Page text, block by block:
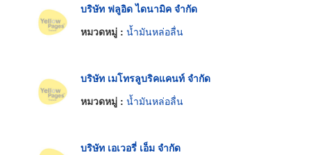
บริษัท ฟลูอิด ไดนามิค จำกัด
หมวดหมู่ : น้ำมันหล่อลื่น
บริษัท เมโทรลูบริคแคนท์ จำกัด
หมวดหมู่ : น้ำมันหล่อลื่น
บริษัท เอเวอรี่ เอ็ม จำกัด